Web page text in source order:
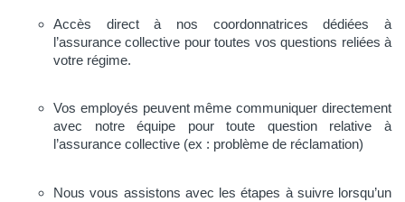
Accès direct à nos coordonnatrices dédiées à
l’assurance collective pour toutes vos questions reliées à
votre régime.
Vos employés peuvent même communiquer directement
avec notre équipe pour toute question relative à
l’assurance collective (ex : problème de réclamation)
Nous vous assistons avec les étapes à suivre lorsqu’un